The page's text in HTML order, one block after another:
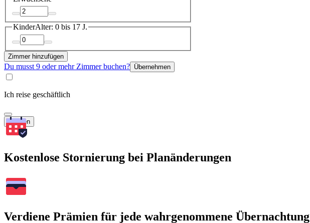
KinderAlter: 0 bis 17 J.
Zimmer hinzufügen
Du musst 9 oder mehr Zimmer buchen? Übernehmen
Ich reise geschäftlich
Suchen
Kostenlose Stornierung bei Planänderungen
Verdiene Prämien für jede wahrgenommene Übernachtung